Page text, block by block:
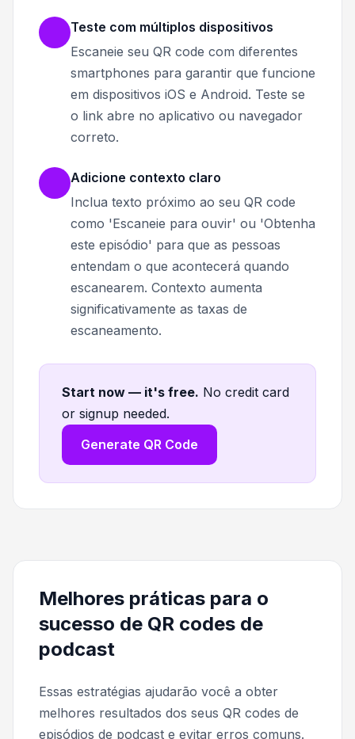
Teste com múltiplos dispositivos
Escaneie seu QR code com diferentes
smartphones para garantir que funcione
em dispositivos iOS e Android. Teste se
o link abre no aplicativo ou navegador
correto.
Adicione contexto claro
Inclua texto próximo ao seu QR code
como 'Escaneie para ouvir' ou 'Obtenha
este episódio' para que as pessoas
entendam o que acontecerá quando
escanearem. Contexto aumenta
significativamente as taxas de
escaneamento.
Start now — it's free. No credit card
or signup needed.
Generate QR Code
Melhores práticas para o
sucesso de QR codes de
podcast
Essas estratégias ajudarão você a obter
melhores resultados dos seus QR codes de
episódios de podcast e evitar erros comuns.